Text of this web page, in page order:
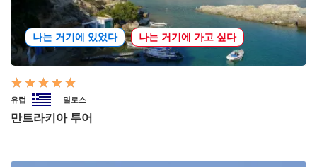
나는 거기에 있었다 나는 거기에 가고 싶다
유럽 밀로스
만트라키아 투어